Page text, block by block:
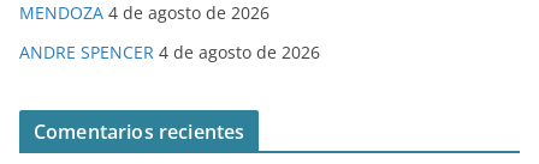
MENDOZA 4 de agosto de 2026
ANDRE SPENCER 4 de agosto de 2026
Comentarios recientes